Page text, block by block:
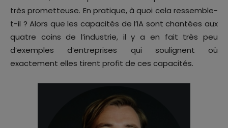
très prometteuse. En pratique, à quoi cela ressemble-
t-il ? Alors que les capacités de l’IA sont chantées aux
quatre coins de l’industrie, il y a en fait très peu
d’exemples d’entreprises qui soulignent où
exactement elles tirent profit de ces capacités.